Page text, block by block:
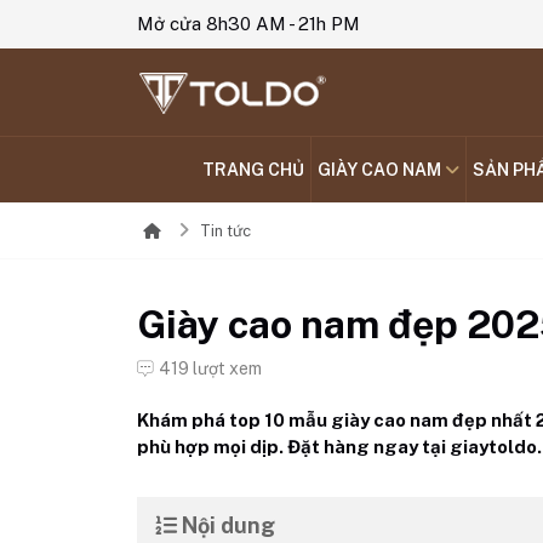
Mở cửa 8h30 AM - 21h PM
TRANG CHỦ GIÀY CAO NAM SẢN
Tin tức
Giày cao nam đẹp
419 lượt xem
Khám phá top 10 mẫu giày cao nam đẹp
phù hợp mọi dịp. Đặt hàng ngay tại
Nội dung